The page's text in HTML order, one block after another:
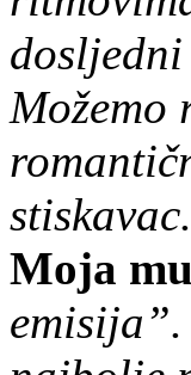
Možemo
stiskavac.
Moja